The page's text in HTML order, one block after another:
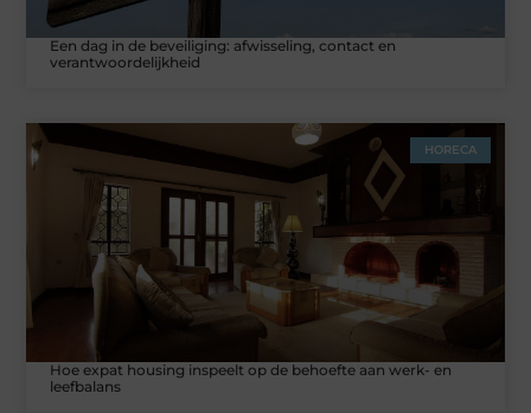
Een dag in de beveiliging: afwisseling, contact en
verantwoordelijkheid
HORECA
Hoe expat housing inspeelt op de behoefte aan werk- en
leefbalans